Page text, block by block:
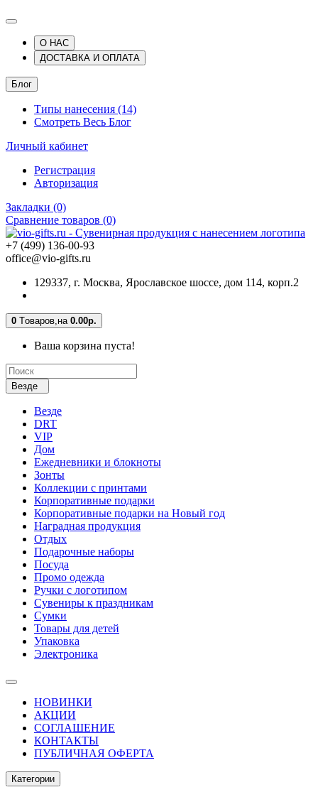
О НАС
ДОСТАВКА И ОПЛАТА
Блог
Типы нанесения (14)
Смотреть Весь Блог
Личный кабинет
Регистрация
Авторизация
Закладки (0)
Сравнение товаров (0)
+7 (499) 136-00-93
office@vio-gifts.ru
129337, г. Москва, Ярославское шоссе, дом 114, корп.2
0 Tоваров,на 0.00р.
Ваша корзина пуста!
Везде
Везде
DRT
VIP
Дом
Ежедневники и блокноты
Зонты
Коллекции с принтами
Корпоративные подарки
Корпоративные подарки на Новый год
Наградная продукция
Отдых
Подарочные наборы
Посуда
Промо одежда
Ручки с логотипом
Сувениры к праздникам
Сумки
Товары для детей
Упаковка
Электроника
НОВИНКИ
АКЦИИ
СОГЛАШЕНИЕ
КОНТАКТЫ
ПУБЛИЧНАЯ ОФЕРТА
Категории